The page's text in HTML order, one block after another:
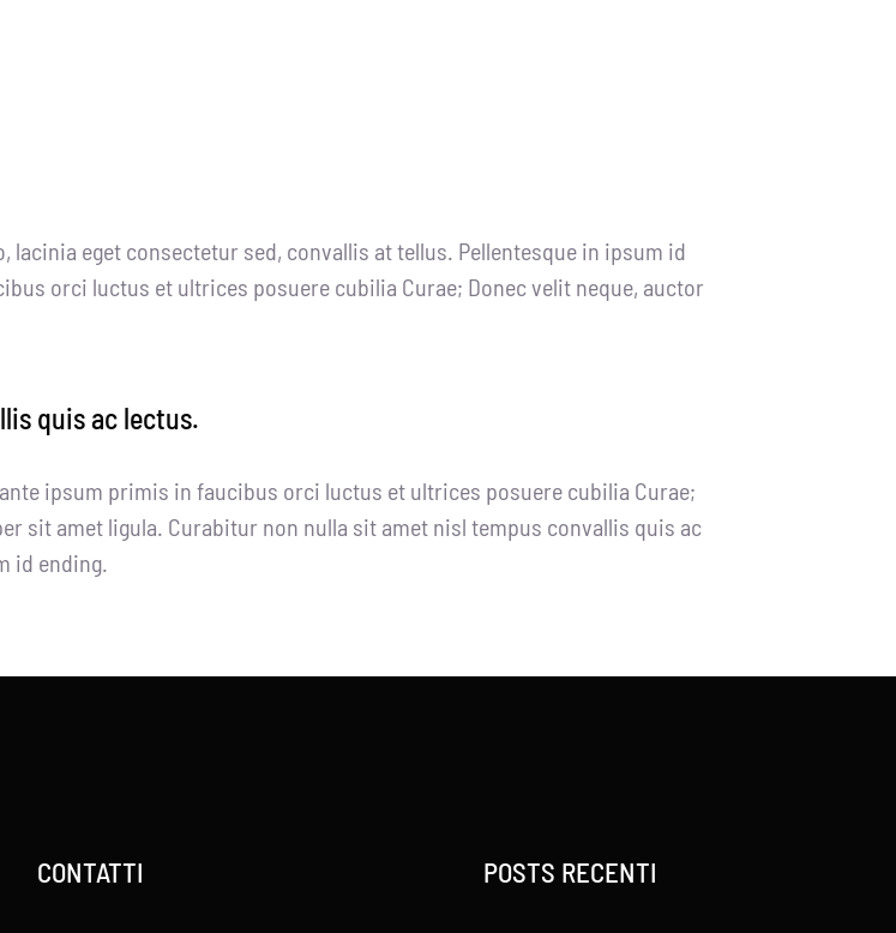
eget consectetur sed, convallis at tellus. Pellentesque in ipsum id
orci luctus et ultrices posuere cubilia Curae; Donec velit neque, auctor
quis ac lectus.
ipsum primis in faucibus orci luctus et ultrices posuere cubilia Curae;
sit amet ligula. Curabitur non nulla sit amet nisl tempus convallis quis ac
id ending.
CONTATTI POSTS RECENTI